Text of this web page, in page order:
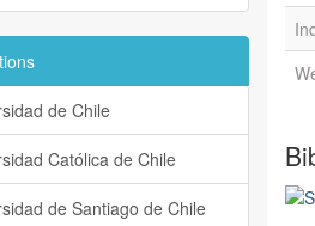
de Chile
Católica de Chile
de Santiago de Chile